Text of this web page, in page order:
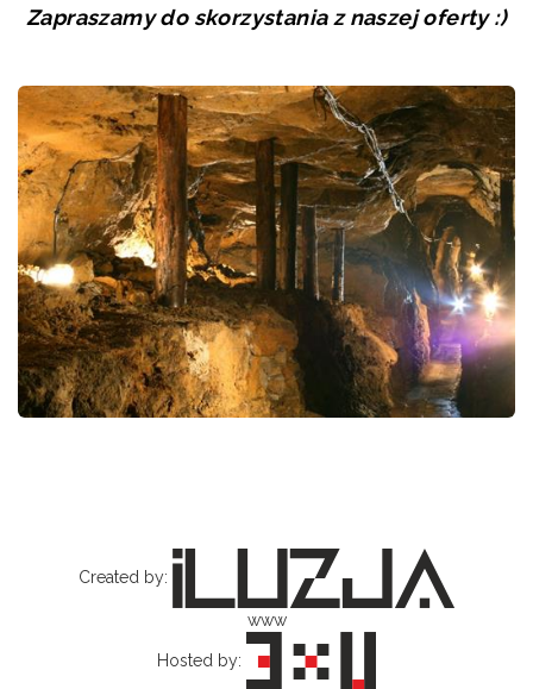
Zapraszamy do skorzystania z naszej oferty :)
Created by:
www
Hosted by: